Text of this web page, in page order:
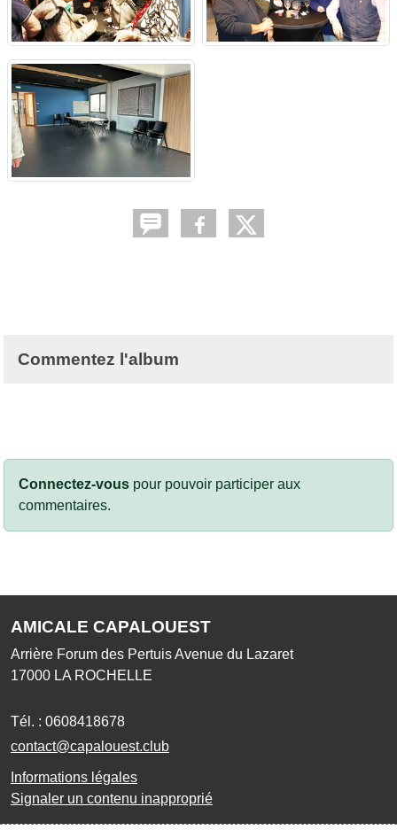
Commentez l'album
Connectez-vous pour pouvoir participer aux
commentaires.
AMICALE CAPALOUEST
Arrière Forum des Pertuis Avenue du Lazaret
17000 LA ROCHELLE
Tél. : 0608418678
contact@capalouest.club
Informations légales
Signaler un contenu inapproprié